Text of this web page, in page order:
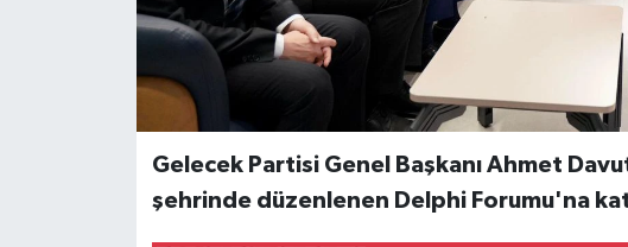
Gelecek Partisi Genel Başkanı Ahmet
şehrinde düzenlenen Delphi Forumu'na